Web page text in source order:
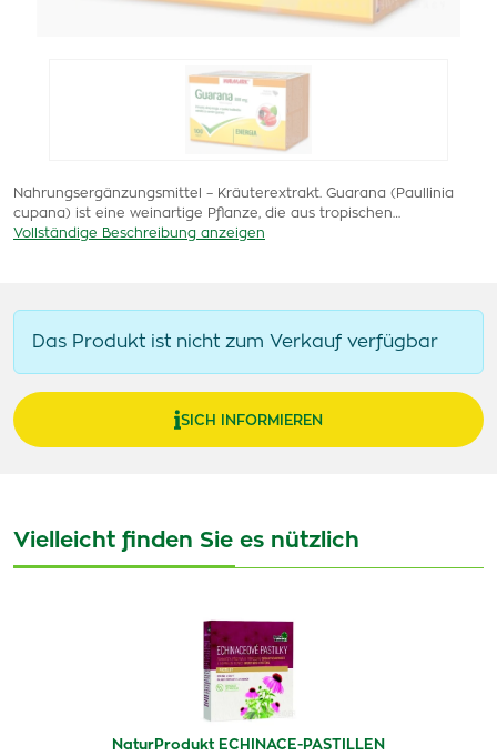
Nahrungsergänzungsmittel – Kräuterextrakt. Guarana (Paullinia
cupana) ist eine weinartige Pflanze, die aus tropischen…
Vollständige Beschreibung anzeigen
Das Produkt ist nicht zum Verkauf verfügbar
SICH INFORMIEREN
Vielleicht finden Sie es nützlich
NaturProdukt ECHINACE-PASTILLEN